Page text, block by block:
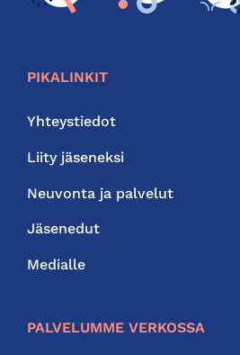
PIKALINKIT
Yhteystiedot
Liity jäseneksi
Neuvonta ja palvelut
Jäsenedut
Medialle
PALVELUMME VERKOSSA